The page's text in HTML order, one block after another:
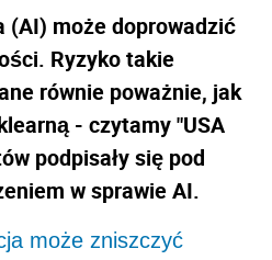
(AI) może doprowadzić
Ryzyko takie
równie poważnie, jak
- czytamy "USA
podpisały się pod
w sprawie AI.
może zniszczyć